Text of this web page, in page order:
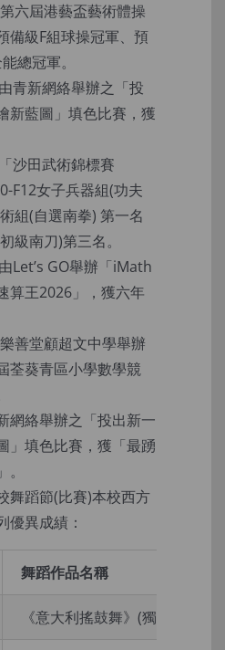
六屆港藝盃藝術體操
備級F組球操冠軍、預
總冠軍。
青新網絡舉辦之「投
新藍圖」填色比賽，獲
沙田武術錦標賽
F12女子兵器組(功夫
組(自選南拳) 第一名
級南刀)第三名。
Let’s GO舉辦「iMath
算王2026」，獲六年
善堂顧超文中學舉辦
荃葵青區小學數學競
網絡舉辦之「投出新一
」填色比賽，獲「最踴
舞蹈節(比賽)本校西方
優異成績：
舞蹈作品名稱
《意大利搖鼓舞》(獨舞)